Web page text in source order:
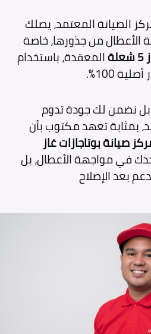
الصيانة المعتمد، يصلك
الأعطال من جذورها، خاصة
المعقدة، باستخدام
100%.
بل نضمن لك جودة تدوم
بمثابة تعهد مكتوب بأن
صيانة بوتاجازات غاز
في مواجهة الأعطال، بل
بعد الإصلاح